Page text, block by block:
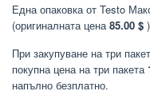
Една опаковка от Testo
(оригиналната цена85.00 $
При закупуване на три
покупна цена на три пакета
напълно безплатно.